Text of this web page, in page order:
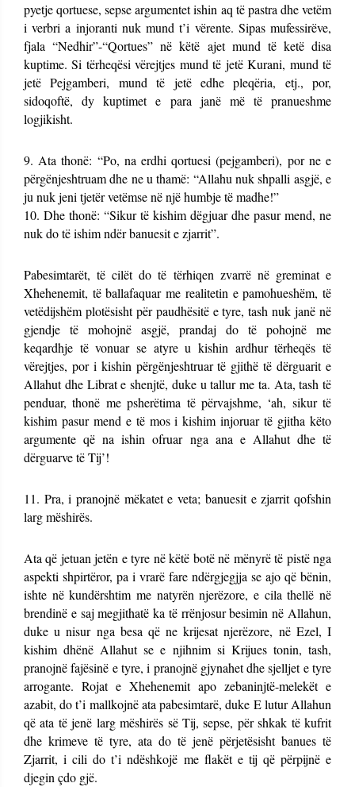
pyetje qortuese, sepse argumentet ishin aq të pastra dhe vetëm
i verbri a injoranti nuk mund t’i vërente. Sipas mufessirëve,
fjala “Nedhir”-“Qortues” në këtë ajet mund të ketë disa
kuptime. Si tërheqësi vërejtjes mund të jetë Kurani, mund të
jetë Pejgamberi, mund të jetë edhe pleqëria, etj., por,
sidoqoftë, dy kuptimet e para janë më të pranueshme
logjikisht.
9. Ata thonë: “Po, na erdhi qortuesi (pejgamberi), por ne e
përgënjeshtruam dhe ne u thamë: “Allahu nuk shpalli asgjë, e
ju nuk jeni tjetër vetëmse në një humbje të madhe!”
10. Dhe thonë: “Sikur të kishim dëgjuar dhe pasur mend, ne
nuk do të ishim ndër banuesit e zjarrit”.
Pabesimtarët, të cilët do të tërhiqen zvarrë në greminat e
Xhehenemit, të ballafaquar me realitetin e pamohueshëm, të
vetëdijshëm plotësisht për paudhësitë e tyre, tash nuk janë në
gjendje të mohojnë asgjë, prandaj do të pohojnë me
keqardhje të vonuar se atyre u kishin ardhur tërheqës të
vërejtjes, por i kishin përgënjeshtruar të gjithë të dërguarit e
Allahut dhe Librat e shenjtë, duke u tallur me ta. Ata, tash të
penduar, thonë me psherëtima të përvajshme, ‘ah, sikur të
kishim pasur mend e të mos i kishim injoruar të gjitha këto
argumente që na ishin ofruar nga ana e Allahut dhe të
dërguarve të Tij’!
11. Pra, i pranojnë mëkatet e veta; banuesit e zjarrit qofshin
larg mëshirës.
Ata që jetuan jetën e tyre në këtë botë në mënyrë të pistë nga
aspekti shpirtëror, pa i vrarë fare ndërgjegjja se ajo që bënin,
ishte në kundërshtim me natyrën njerëzore, e cila thellë në
brendinë e saj megjithatë ka të rrënjosur besimin në Allahun,
duke u nisur nga besa që ne krijesat njerëzore, në Ezel, I
kishim dhënë Allahut se e njihnim si Krijues tonin, tash,
pranojnë fajësinë e tyre, i pranojnë gjynahet dhe sjelljet e tyre
arrogante. Rojat e Xhehenemit apo zebaninjtë-melekët e
azabit, do t’i mallkojnë ata pabesimtarë, duke E lutur Allahun
që ata të jenë larg mëshirës së Tij, sepse, për shkak të kufrit
dhe krimeve të tyre, ata do të jenë përjetësisht banues të
Zjarrit, i cili do t’i ndëshkojë me flakët e tij që përpijnë e
djegin çdo gjë.